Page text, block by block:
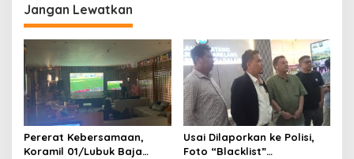
a
s
i
p
o
s
Jangan Lewatkan
Pererat Kebersamaan,
Koramil 01/Lubuk Baja
Usai Dilaporkan ke Polisi,
Foto “Blacklist”